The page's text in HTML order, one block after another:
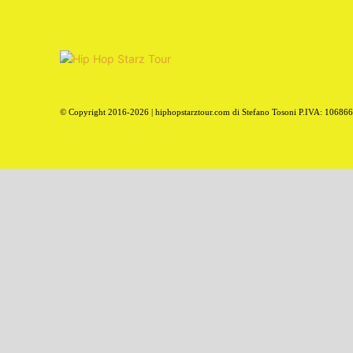
© Copyright 2016-2026 | hiphopstarztour.com di Stefano Tosoni P.IVA: